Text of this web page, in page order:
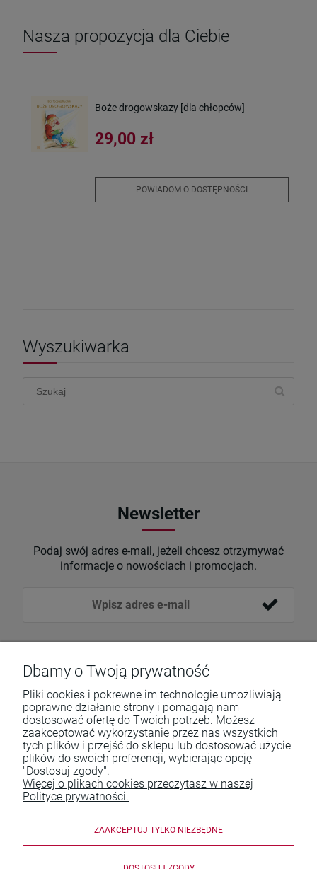
Nasza propozycja dla Ciebie
Boże drogowskazy [dla chłopców]
29,00 zł
POWIADOM O DOSTĘPNOŚCI
Wyszukiwarka
Newsletter
Podaj swój adres e-mail, jeżeli chcesz otrzymywać
informacje o nowościach i promocjach.
Pomoc
Moje konto
Płatności i dostawa
Informacje
O nas
Dbamy o Twoją prywatność
Pliki cookies i pokrewne im technologie umożliwiają
poprawne działanie strony i pomagają nam
dostosować ofertę do Twoich potrzeb. Możesz
zaakceptować wykorzystanie przez nas wszystkich
tych plików i przejść do sklepu lub dostosować użycie
plików do swoich preferencji, wybierając opcję
"Dostosuj zgody".
Więcej o plikach cookies przeczytasz w naszej
Polityce prywatności.
ZAAKCEPTUJ TYLKO NIEZBĘDNE